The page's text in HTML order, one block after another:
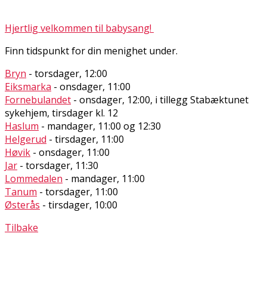
Hjertlig velkommen til babysang!
Finn tidspunkt for din menighet under.
Bryn - torsdager, 12:00
Eiksmarka - onsdager, 11:00
Fornebulandet - onsdager, 12:00, i tillegg Stabæktunet
sykehjem, tirsdager kl. 12
Haslum - mandager, 11:00 og 12:30
Helgerud - tirsdager, 11:00
Høvik - onsdager, 11:00
Jar - torsdager, 11:30
Lommedalen - mandager, 11:00
Tanum - torsdager, 11:00
Østerås - tirsdager, 10:00
Tilbake